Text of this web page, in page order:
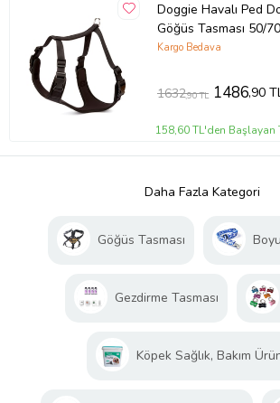
Doggie Havalı Ped
Göğüs Tasması 50/
Kargo Bedava
1632,90 TL 1486,90
158,60 TL'den Başlayan
Daha Fazla Kategori
Göğüs Tasması
Gezdirme Tasması
Köpek Sağlık, Bakım